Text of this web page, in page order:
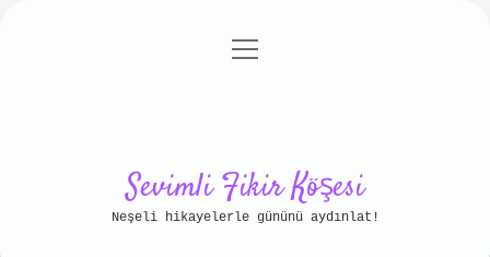
Gizlilik Politikası
menüyü
Sevimli Fikir Köşesi
Neşeli hikayelerle gününü aydınlat!